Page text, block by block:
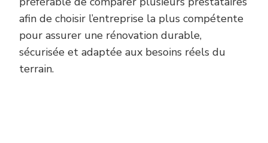
afin de choisir l’entreprise la plus compétente
pour assurer une rénovation durable,
sécurisée et adaptée aux besoins réels du
terrain.